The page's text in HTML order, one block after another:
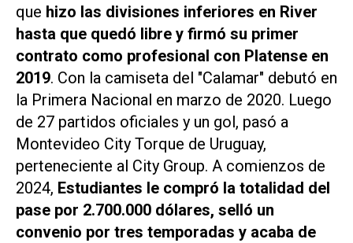
que hizo las divisiones inferiores en River
hasta que quedó libre y firmó su primer
contrato como profesional con Platense en
2019. Con la camiseta del "Calamar" debutó en
la Primera Nacional en marzo de 2020. Luego
de 27 partidos oficiales y un gol, pasó a
Montevideo City Torque de Uruguay,
perteneciente al City Group. A comienzos de
2024, Estudiantes le compró la totalidad del
pase por 2.700.000 dólares, selló un
convenio por tres temporadas y acaba de